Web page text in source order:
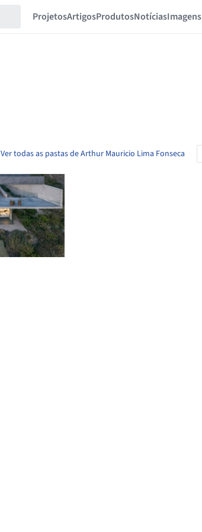
ProjetosArtigosProdutosNotíciasImagens
Ver todas as pastas de Arthur Mauricio Lima Fonseca